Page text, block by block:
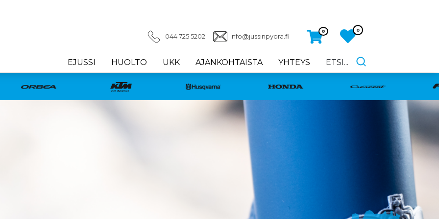
044 725 5202 info@jussinpyora.fi
0 0
EJUSSI HUOLTO UKK AJANKOHTAISTA YHTEYS ETSI...